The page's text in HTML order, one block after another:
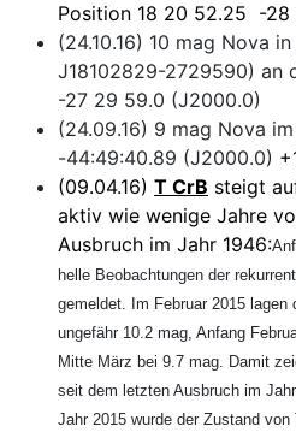
Position 18 20 52.25 -28
(24.10.16) 10 mag Nova
J18102829-2729590) an
-27 29 59.0 (J2000.0)
(24.09.16) 9 mag Nova
-44:49:40.89 (J2000.0)
(09.04.16) T CrB steigt
aktiv wie wenige Jahre
Ausbruch im Jahr 1946:
helle Beobachtungen der
gemeldet. Im Februar 2015 lagen
ungefähr 10.2 mag, Anfang
Mitte März bei 9.7 mag. Damit
seit dem letzten Ausbruch im
Jahr 2015 wurde der Zustand